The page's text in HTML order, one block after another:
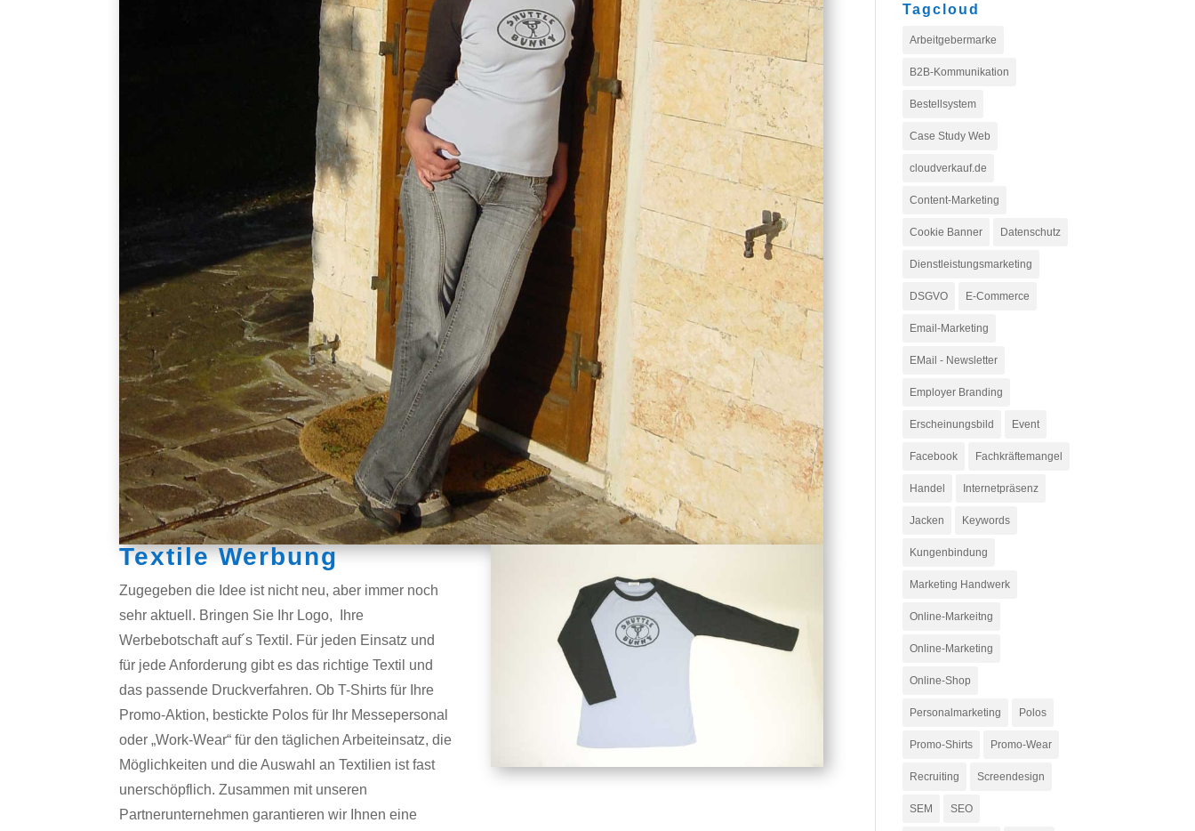
Textile Werbung
Zugegeben die Idee ist nicht neu, aber immer noch
sehr aktuell. Bringen Sie Ihr Logo, Ihre
Werbebotschaft auf´s Textil. Für jeden Einsatz und
für jede Anforderung gibt es das richtige Textil und
das passende Druckverfahren. Ob T-Shirts für Ihre
Promo-Aktion, bestickte Polos für Ihr Messepersonal
oder „Work-Wear“ für den täglichen Arbeiteinsatz, die
Möglichkeiten und die Auswahl an Textilien ist fast
unerschöpflich. Zusammen mit unseren
Partnerunternehmen garantieren wir Ihnen eine
Tagcloud
Arbeitgebermarke
B2B-Kommunikation
Bestellsystem
Case Study Web
cloudverkauf.de
Content-Marketing
Cookie Banner Datenschutz
Dienstleistungsmarketing
DSGVO E-Commerce
Email-Marketing
EMail - Newsletter
Employer Branding
Erscheinungsbild Event
Facebook Fachkräftemangel
Handel Internetpräsenz
Jacken Keywords
Kungenbindung
Marketing Handwerk
Online-Markeitng
Online-Marketing
Online-Shop
Personalmarketing Polos
Promo-Shirts Promo-Wear
Recruiting Screendesign
SEM SEO